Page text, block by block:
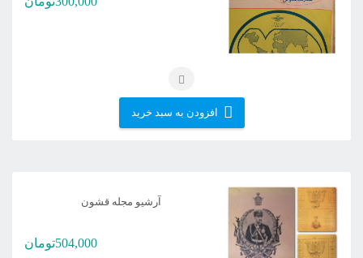
افزودن به سبد خرید
آرشیو مجله قشون
504,000تومان